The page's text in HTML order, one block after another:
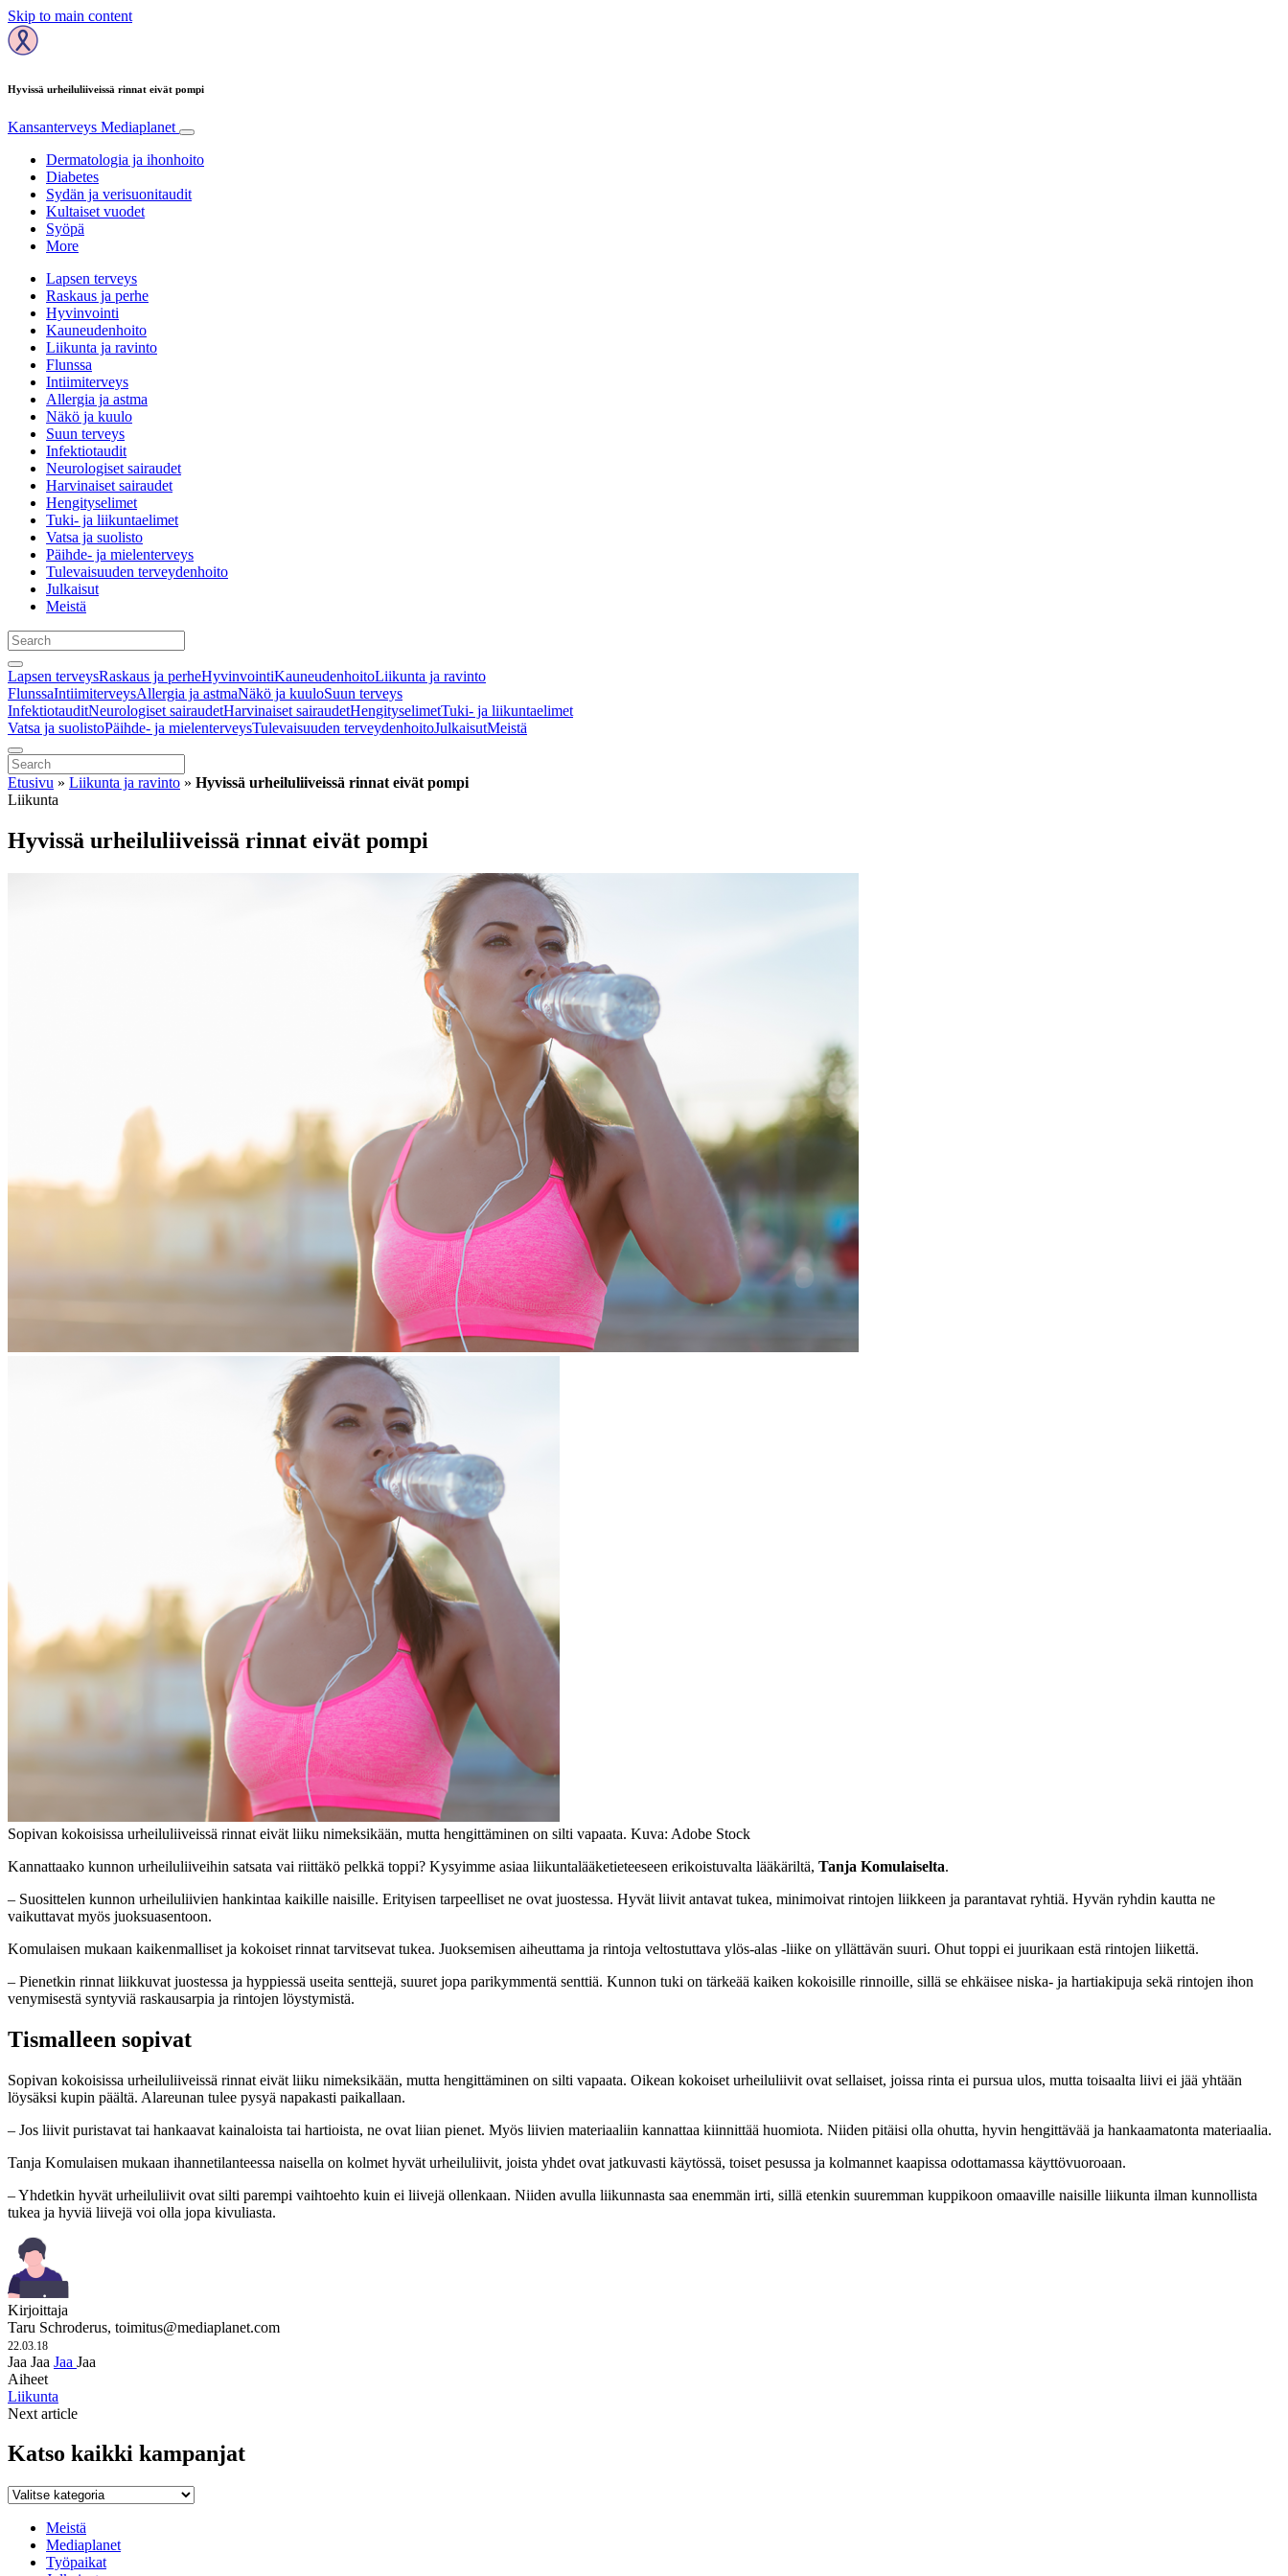
Skip to main content
Hyvissä urheiluliiveissä rinnat eivät pompi
Kansanterveys Mediaplanet
Dermatologia ja ihonhoito
Diabetes
Sydän ja verisuonitaudit
Kultaiset vuodet
Syöpä
More
Lapsen terveys
Raskaus ja perhe
Hyvinvointi
Kauneudenhoito
Liikunta ja ravinto
Flunssa
Intiimiterveys
Allergia ja astma
Näkö ja kuulo
Suun terveys
Infektiotaudit
Neurologiset sairaudet
Harvinaiset sairaudet
Hengityselimet
Tuki- ja liikuntaelimet
Vatsa ja suolisto
Päihde- ja mielenterveys
Tulevaisuuden terveydenhoito
Julkaisut
Meistä
Lapsen terveysRaskaus ja perheHyvinvointiKauneudenhoitoLiikunta ja ravinto
FlunssaIntiimiterveysAllergia ja astmaNäkö ja kuuloSuun terveys
InfektiotauditNeurologiset sairaudetHarvinaiset sairaudetHengityselimetTuki- ja liikuntaelimet
Vatsa ja suolistoPäihde- ja mielenterveysTulevaisuuden terveydenhoitoJulkaisutMeistä
Etusivu » Liikunta ja ravinto » Hyvissä urheiluliiveissä rinnat eivät pompi
Liikunta
Hyvissä urheiluliiveissä rinnat eivät pompi
Sopivan kokoisissa urheiluliiveissä rinnat eivät liiku nimeksikään, mutta hengittäminen on silti vapaata. Kuva: Adobe Stock
Kannattaako kunnon urheiluliiveihin satsata vai riittäkö pelkkä toppi? Kysyimme asiaa liikuntalääketieteeseen erikoistuvalta lääkäriltä, Tanja Komulaiselta.
– Suosittelen kunnon urheiluliivien hankintaa kaikille naisille. Erityisen tarpeelliset ne ovat juostessa. Hyvät liivit antavat tukea, minimoivat rintojen liikkeen ja parantavat ryhtiä. Hyvän ryhdin kautta ne
vaikuttavat myös juoksuasentoon.
Komulaisen mukaan kaikenmalliset ja kokoiset rinnat tarvitsevat tukea. Juoksemisen aiheuttama ja rintoja veltostuttava ylös-alas -liike on yllättävän suuri. Ohut toppi ei juurikaan estä rintojen liikettä.
– Pienetkin rinnat liikkuvat juostessa ja hyppiessä useita senttejä, suuret jopa parikymmentä senttiä. Kunnon tuki on tärkeää kaiken kokoisille rinnoille, sillä se ehkäisee niska- ja hartiakipuja sekä rintojen ihon
venymisestä syntyviä raskausarpia ja rintojen löystymistä.
Tismalleen sopivat
Sopivan kokoisissa urheiluliiveissä rinnat eivät liiku nimeksikään, mutta hengittäminen on silti vapaata. Oikean kokoiset urheiluliivit ovat sellaiset, joissa rinta ei pursua ulos, mutta toisaalta liivi ei jää yhtään
löysäksi kupin päältä. Alareunan tulee pysyä napakasti paikallaan.
– Jos liivit puristavat tai hankaavat kainaloista tai hartioista, ne ovat liian pienet. Myös liivien materiaaliin kannattaa kiinnittää huomiota. Niiden pitäisi olla ohutta, hyvin hengittävää ja hankaamatonta materiaalia.
Tanja Komulaisen mukaan ihannetilanteessa naisella on kolmet hyvät urheiluliivit, joista yhdet ovat jatkuvasti käytössä, toiset pesussa ja kolmannet kaapissa odottamassa käyttövuoroaan.
– Yhdetkin hyvät urheiluliivit ovat silti parempi vaihtoehto kuin ei liivejä ollenkaan. Niiden avulla liikunnasta saa enemmän irti, sillä etenkin suuremman kuppikoon omaaville naisille liikunta ilman kunnollista
tukea ja hyviä liivejä voi olla jopa kivuliasta.
Kirjoittaja
Taru Schroderus, toimitus@mediaplanet.com
22.03.18
Jaa Jaa Jaa Jaa
Aiheet
Liikunta
Next article
Katso kaikki kampanjat
Katso
kampanjat
Meistä
Mediaplanet
Työpaikat